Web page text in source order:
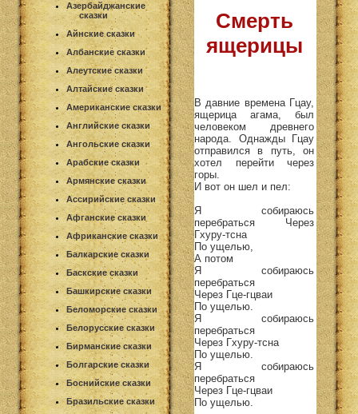
Азербайджанские
сказки
Айнские сказки
Албанские сказки
Алеутские сказки
Алтайские сказки
Американские сказки
Английские сказки
Ангольские сказки
Арабские сказки
Армянские сказки
Ассирийские сказки
Афганские сказки
Африканские сказки
Балкарские сказки
Баскские сказки
Башкирские сказки
Беломорские сказки
Белорусские сказки
Бирманские сказки
Болгарские сказки
Боснийские сказки
Бразильские сказки
Смерть
ящерицы
В давние времена Гцау,
ящерица агама, был
человеком древнего
народа. Однажды Гцау
отправился в путь, он
хотел перейти через
горы.
И вот он шел и пел:
Я собираюсь
перебраться Через
Гхуру-тсна
По ущелью,
А потом
Я собираюсь
перебраться
Через Гце-гцваи
По ущелью.
Я собираюсь
перебраться
Через Гхуру-тсна
По ущелью.
Я собираюсь
перебраться
Через Гце-гцваи
По ущелью.